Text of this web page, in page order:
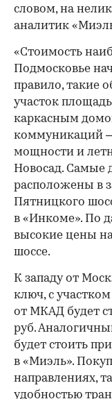
словом, на
аналитик
«Стоимость
Подмосковье
правило, такие
участок
каркасным
коммуникаций
мощности и
Новосад. Самые
расположены в
Пятницкого
в «Инкоме». По
высокие цены
шоссе.
К западу от
ключ, с
от МКАД будет
руб.
будет стоить
в «Миэль».
направлениях,
удобностью